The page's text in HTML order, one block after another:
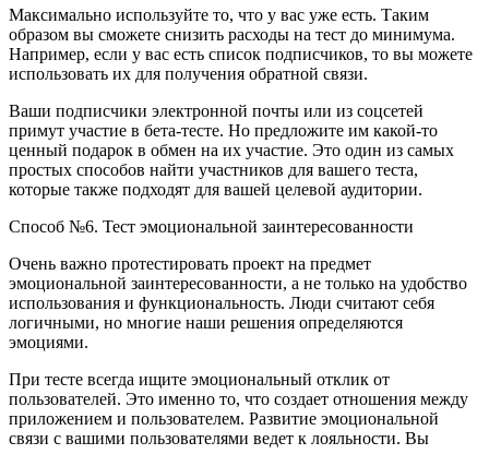
Максимально используйте то, что у вас уже есть. Таким
образом вы сможете снизить расходы на тест до минимума.
Например, если у вас есть список подписчиков, то вы можете
использовать их для получения обратной связи.
Ваши подписчики электронной почты или из соцсетей
примут участие в бета-тесте. Но предложите им какой-то
ценный подарок в обмен на их участие. Это один из самых
простых способов найти участников для вашего теста,
которые также подходят для вашей целевой аудитории.
Способ №6. Тест эмоциональной заинтересованности
Очень важно протестировать проект на предмет
эмоциональной заинтересованности, а не только на удобство
использования и функциональность. Люди считают себя
логичными, но многие наши решения определяются
эмоциями.
При тесте всегда ищите эмоциональный отклик от
пользователей. Это именно то, что создает отношения между
приложением и пользователем. Развитие эмоциональной
связи с вашими пользователями ведет к лояльности. Вы